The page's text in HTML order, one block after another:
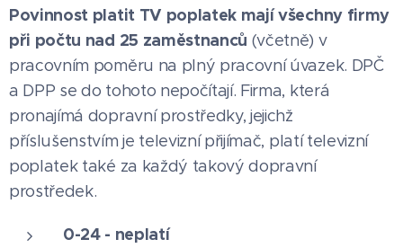
Povinnost platit TV poplatek mají všechny firmy
při počtu nad 25 zaměstnanců (včetně) v
pracovním poměru na plný pracovní úvazek. DPČ
a DPP se do tohoto nepočítají. Firma, která
pronajímá dopravní prostředky, jejichž
příslušenstvím je televizní přijímač, platí televizní
poplatek také za každý takový dopravní
prostředek.
0-24 - neplatí